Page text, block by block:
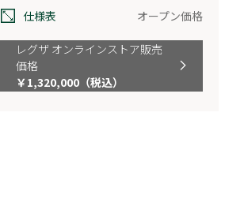
仕様表
オープン価格
レグザ オンラインストア販売
価格
￥1,320,000（税込）